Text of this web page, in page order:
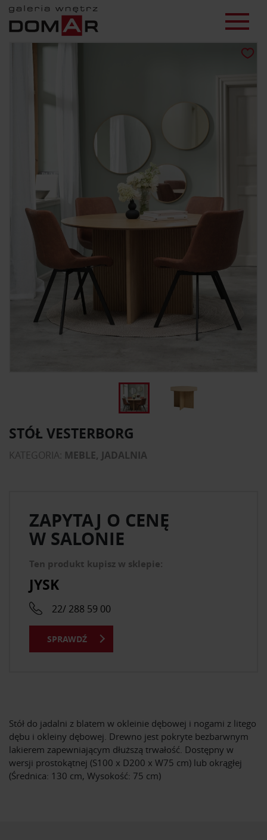
STÓŁ VESTERBORG
KATEGORIA: MEBLE, JADALNIA
Stół do jadalni z blatem w okleinie dębowej i nogami z litego
dębu i okleiny dębowej. Drewno jest pokryte bezbarwnym
lakierem zapewniającym dłuższą trwałość. Dostępny w
wersji prostokątnej (S100 x D200 x W75 cm) lub okrągłej
(Średnica: 130 cm, Wysokość: 75 cm)
ZAPYTAJ O CENĘ
W SALONIE
Ten produkt kupisz w sklepie:
JYSK
22/ 288 59 00
SPRAWDŹ